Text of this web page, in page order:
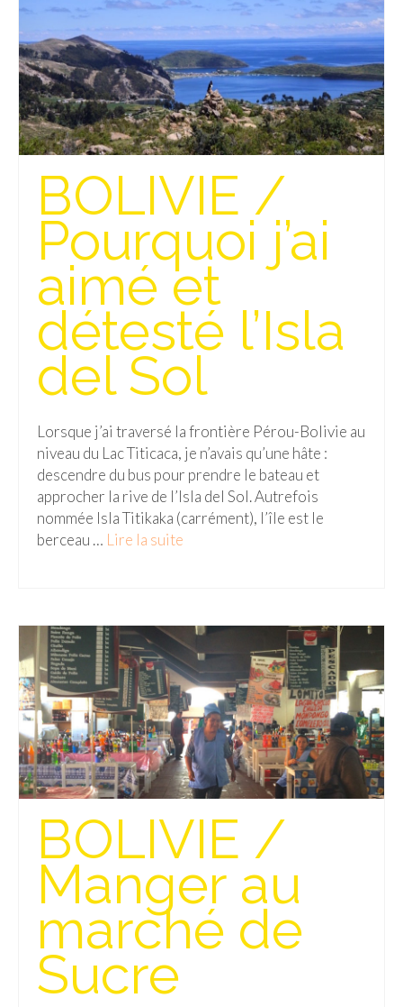
FRANCE
– Nice
– Paris
– La Réunion
JAPON
– Osaka
PORTUGAL
– Los Angeles
VIETNAM
– Hué & Hoi An
– Quy Nhon
BONNES ADRESSES
Marchés
CHIANG MAI
Cafés
HANOI
Cafés insolites
Cafés avec vue sur lac
LONDRES
Marchés
Cafés
PARIS
BOLIVIE /
Pourquoi j’ai
aimé et
détesté l’Isla
del Sol
Lorsque j’ai traversé la frontière Pérou-Bolivie au
niveau du Lac Titicaca, je n’avais qu’une hâte :
descendre du bus pour prendre le bateau et
approcher la rive de l’Isla del Sol. Autrefois
nommée Isla Titikaka (carrément), l’île est le
berceau … Lire la suite­­
BOLIVIE /
Manger au
marché de
Sucre